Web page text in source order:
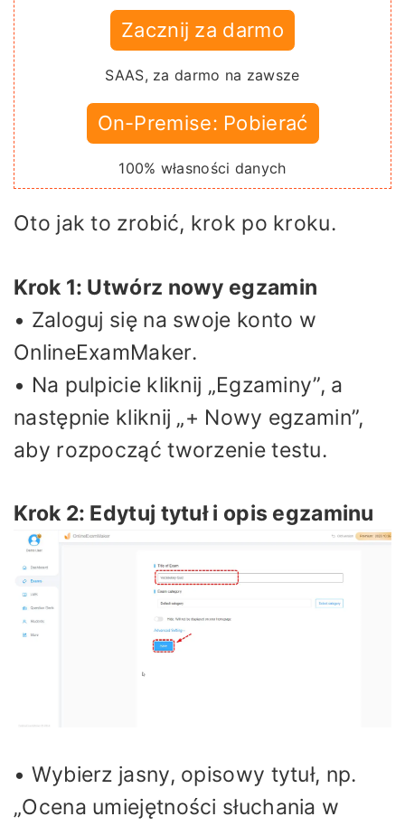
Zacznij za darmo
SAAS, za darmo na zawsze
On-Premise: Pobierać
100% własności danych
Oto jak to zrobić, krok po kroku.
Krok 1: Utwórz nowy egzamin
• Zaloguj się na swoje konto w
OnlineExamMaker.
• Na pulpicie kliknij „Egzaminy”, a
następnie kliknij „+ Nowy egzamin”,
aby rozpocząć tworzenie testu.
Krok 2: Edytuj tytuł i opis egzaminu
• Wybierz jasny, opisowy tytuł, np.
„Ocena umiejętności słuchania w